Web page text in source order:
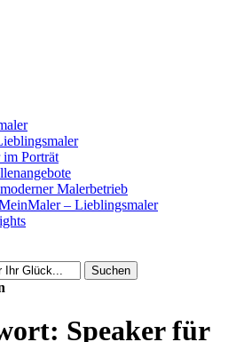
Porträt
Malerbetrieb
– Lieblingsmaler
Suchen
Speaker für